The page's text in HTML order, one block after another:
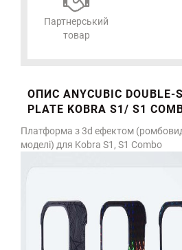
Партнерський
товар
ОПИС ANYCUBIC DOUBLE-
PLATE KOBRA S1/ S1
Платформа з 3d ефектом
моделі) для Kobra S1, S1 Combo